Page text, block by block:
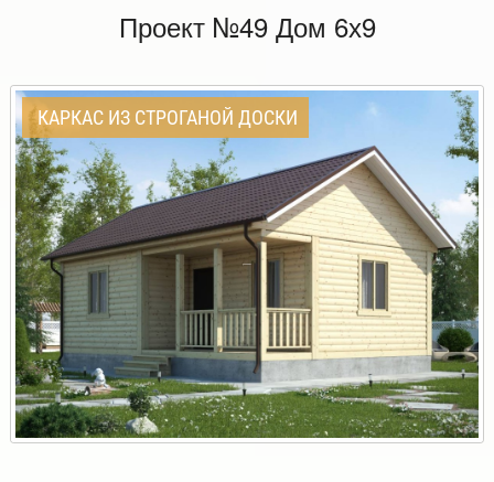
Проект №49 Дом 6х9
КАРКАС ИЗ СТРОГАНОЙ ДОСКИ